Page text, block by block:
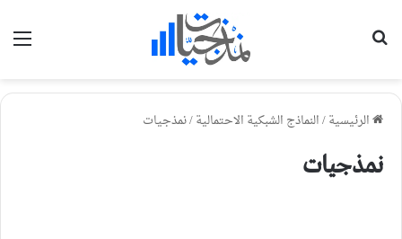
الرئيسية/النماذج الشبكية الاحتمالية/نمذجيات
نمذجيات